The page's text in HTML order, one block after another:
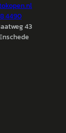
4490
43